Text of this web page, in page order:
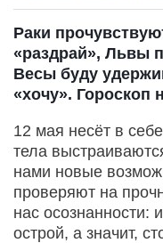
Раки
«раздрай», Львы
Весы буду
«хочу». Гороскоп
12 мая несёт в
тела
нами новые
проверяют на
нас осознанности:
острой, а значит,